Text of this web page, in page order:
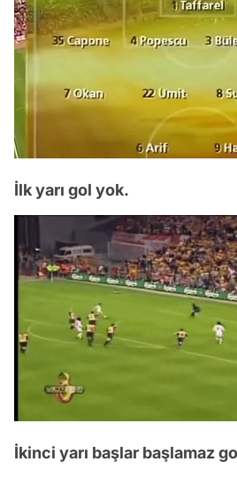
İlk yarı gol yok.
İkinci yarı başlar başlamaz